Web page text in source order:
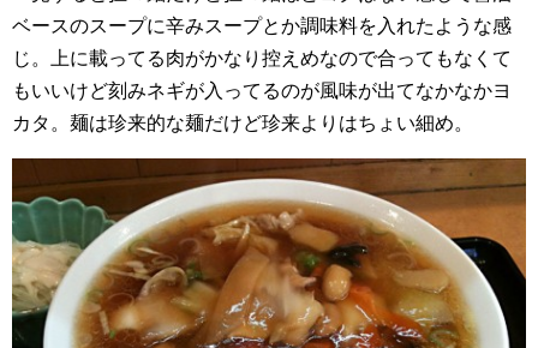
ベースのスープに辛みスープとか調味料を入れたような感
じ。上に載ってる肉がかなり控えめなので合ってもなくて
もいいけど刻みネギが入ってるのが風味が出てなかなかヨ
カタ。麺は珍来的な麺だけど珍来よりはちょい細め。